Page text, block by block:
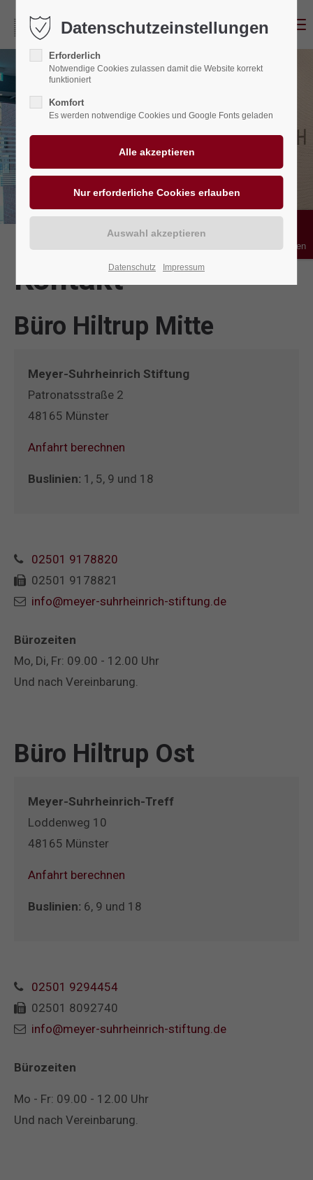
Menu
Kontakt
Büro Hiltrup Mitte
Meyer-Suhrheinrich Stiftung
Patronatsstraße 2
48165 Münster
Anfahrt berechnen
Buslinien: 1, 5, 9 und 18
02501 9178820
02501 9178821
info@meyer-suhrheinrich-stiftung.de
Bürozeiten
Mo, Di, Fr: 09.00 - 12.00 Uhr
Und nach Vereinbarung.
Büro Hiltrup Ost
Meyer-Suhrheinrich-Treff
Loddenweg 10
48165 Münster
Anfahrt berechnen
Buslinien: 6, 9 und 18
02501 9294454
02501 8092740
info@meyer-suhrheinrich-stiftung.de
Bürozeiten
Mo - Fr: 09.00 - 12.00 Uhr
Und nach Vereinbarung.
Datenschutzeinstellungen
Erforderlich
Notwendige Cookies zulassen damit die Website korrekt
funktioniert
Komfort
Es werden notwendige Cookies und Google Fonts geladen
Datenschutz Impressum
Bedienhilfen